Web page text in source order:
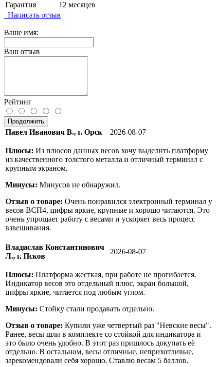
Гарантия
12 месяцев
Написать отзыв
Ваше имя:
Ваш отзыв
Рейтинг
Продолжить
Павел Иванович В., г. Орск 2026-08-07
Плюсы: Из плюсов данных весов хочу выделить платформу
из качественного толстого металла и отличный терминал с
крупным экраном.
Минусы: Минусов не обнаружил.
Отзыв о товаре: Очень понравился электронный терминал у
весов ВСП4, цифры яркие, крупные и хорошо читаются. Это
очень упрощает работу с весами и ускоряет весь процесс
взвешивания.
Владислав Константинович
Л., г. Псков
2026-08-07
Плюсы: Платформа жесткая, при работе не прогибается.
Индикатор весов это отдельный плюс, экран большой,
цифры яркие, читается под любым углом.
Минусы: Стойку стали продавать отдельно.
Отзыв о товаре: Купили уже четвертый раз "Невские весы".
Ранее, весы шли в комплекте со стойкой для индикатора и
это было очень удобно. В этот раз пришлось докупать её
отдельно. В остальном, весы отличные, неприхотливые,
зарекомендовали себя хорошо. Ставлю весам 5 баллов.